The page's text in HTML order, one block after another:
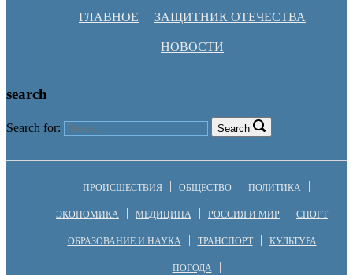
ГЛАВНОЕ ЗАЩИТНИК ОТЕЧЕСТВА
НОВОСТИ
search
Search for: Search
ПРОИСШЕСТВИЯ ОБЩЕСТВО ПОЛИТИКА
ЭКОНОМИКА МЕДИЦИНА РОССИЯ И МИР СПОРТ
ОБРАЗОВАНИЕ И НАУКА ТРАНСПОРТ КУЛЬТУРА
ПОГОДА